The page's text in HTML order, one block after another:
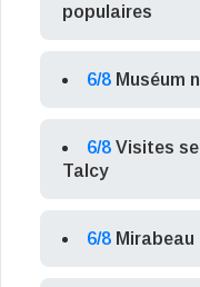
populaires
6/8 Muséum
6/8 Visites
Talcy
6/8